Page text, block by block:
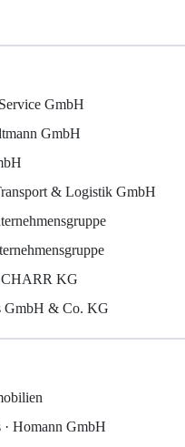
GmbH
GmbH
& Logistik GmbH
KG
GmbH & Co. KG
Homann GmbH